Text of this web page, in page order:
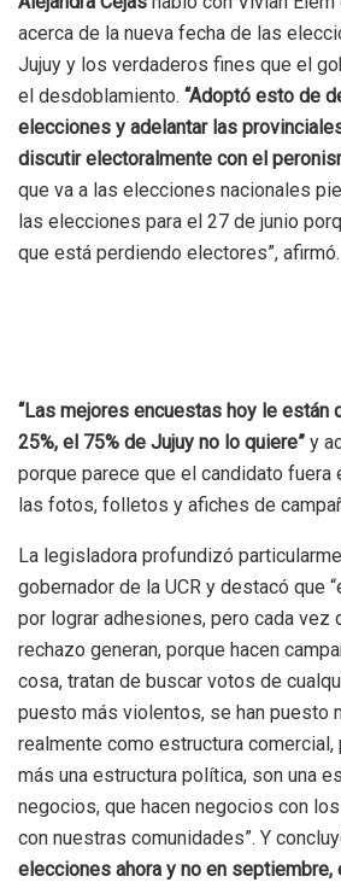
acerca de la nueva fecha de las
Jujuy y los verdaderos fines que el
el desdoblamiento. “Adoptó esto de
elecciones y adelantar las
discutir electoralmente con el
que va a las elecciones nacionales
las elecciones para el 27 de junio
que está perdiendo electores”, afirmó.
“Las mejores encuestas hoy le están
25%, el 75% de Jujuy no lo quiere” y
porque parece que el candidato fuera
las fotos, folletos y afiches de
La legisladora profundizó
gobernador de la UCR y destacó que
por lograr adhesiones, pero cada vez
rechazo generan, porque hacen
cosa, tratan de buscar votos de
puesto más violentos, se han puesto
realmente como estructura comercial,
más una estructura política, son una
negocios, que hacen negocios con
con nuestras comunidades”. Y
elecciones ahora y no en septiembre,